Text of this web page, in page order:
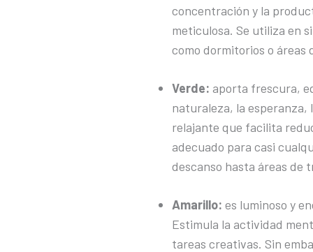
concentración y la
meticulosa. Se utiliza en
como dormitorios o áreas
Verde: aporta frescura,
naturaleza, la esperanza,
relajante que facilita
adecuado para casi
descanso hasta áreas de
Amarillo: es luminoso y
Estimula la actividad
tareas creativas. Sin